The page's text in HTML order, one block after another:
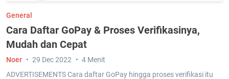
General
Cara Daftar GoPay & Proses Verifikasinya,
Mudah dan Cepat
ADVERTISEMENTS Cara daftar GoPay hingga proses verifikasi itu
Noer 29 Dec 2022 4 Menit